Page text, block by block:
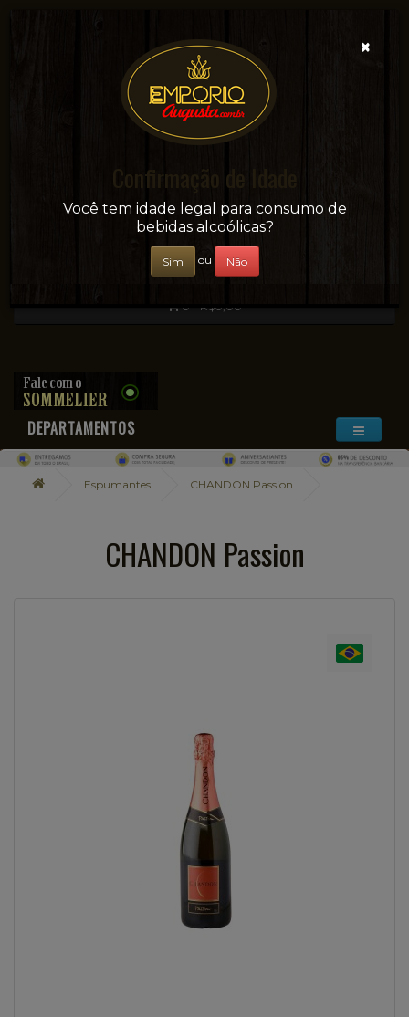
Sua conveniência e adega on-line!
0 - R$0,00
DEPARTAMENTOS
Espumantes CHANDON Passion
CHANDON Passion
×
Confirmação de Idade
Você tem idade legal para consumo de
bebidas alcoólicas?
Sim ou Não